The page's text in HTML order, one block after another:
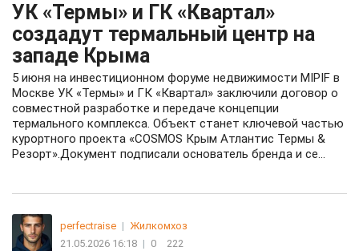
УК «Термы» и ГК «Квартал»
создадут термальный центр на
западе Крыма
5 июня на инвестиционном форуме недвижимости MIPIF в
Москве УК «Термы» и ГК «Квартал» заключили договор о
совместной разработке и передаче концепции
термального комплекса. Объект станет ключевой частью
курортного проекта «COSMOS Крым Атлантис Термы &
Резорт».Документ подписали основатель бренда и се...
perfectraise | Жилкомхоз
21.05.2026 16:18 | 0 222